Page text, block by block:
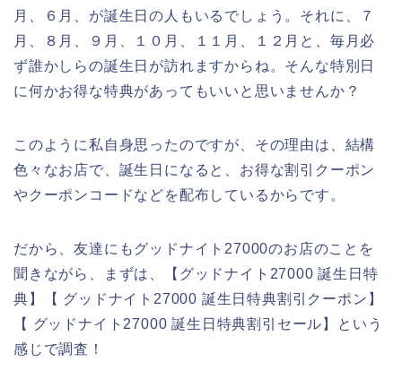
月、６月、が誕生日の人もいるでしょう。それに、７
月、８月、９月、１０月、１１月、１２月と、毎月必
ず誰かしらの誕生日が訪れますからね。そんな特別日
に何かお得な特典があってもいいと思いませんか？
このように私自身思ったのですが、その理由は、結構
色々なお店で、誕生日になると、お得な割引クーポン
やクーポンコードなどを配布しているからです。
だから、友達にもグッドナイト27000のお店のことを
聞きながら、まずは、【グッドナイト27000 誕生日特
典】【 グッドナイト27000 誕生日特典割引クーポン】
【 グッドナイト27000 誕生日特典割引セール】という
感じで調査！